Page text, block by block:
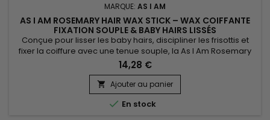
MARQUE: AS I AM
AS I AM ROSEMARY HAIR WAX STICK – WAX COIFFANTE
FIXATION SOUPLE & BABY HAIRS LISSÉS
Conçue pour lisser les baby hairs, discipliner les frisottis et
fixer la coiffure avec une tenue souple, la As I Am Rosemary
Wax Stick offre un fini net et brillant sans effet cartonné ni
pellicules. Idéale pour chignons, plaquages et finitions
précises, elle garantit un rendu propre sans résidus. Enrichie
en 10 % d’huile de romarin, Saw Palmetto,...
14,28 €
 Ajouter au panier
 En stock